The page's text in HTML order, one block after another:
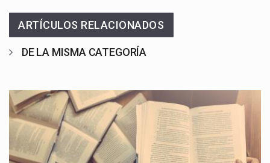
ARTÍCULOS RELACIONADOS
DE LA MISMA CATEGORÍA